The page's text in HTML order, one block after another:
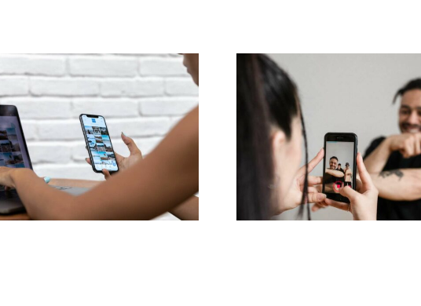
As 3 principais
plataformas para
encontrar ideias de
UGC (Conteúdo
Gerado pelo Usuário)
Métodos eficazes
para remover
comentários
negativos no
Facebook